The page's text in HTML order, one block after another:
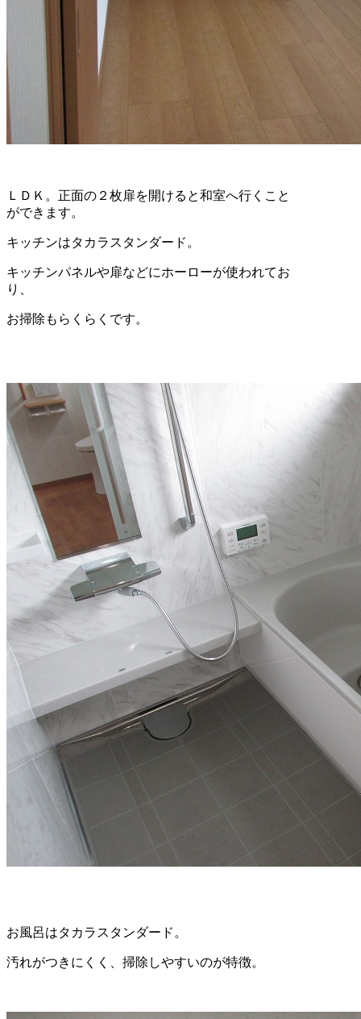
ＬＤＫ。正面の２枚扉を開けると和室へ行くこと
ができます。
キッチンはタカラスタンダード。
キッチンパネルや扉などにホーローが使われてお
り、
お掃除もらくらくです。
お風呂はタカラスタンダード。
汚れがつきにくく、掃除しやすいのが特徴。